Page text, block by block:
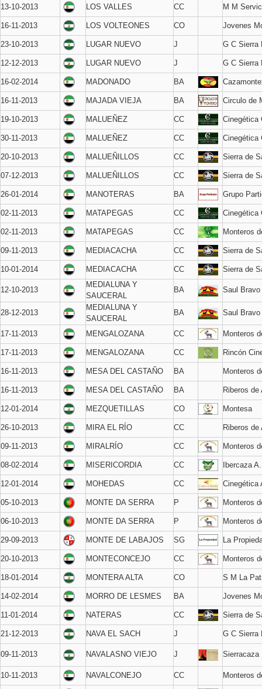
13-10-2013 LOS VALLES CC M M
16-11-2013 LOS VOLTEONES CO Jovenes
23-10-2013 LUGAR NUEVO J G C Sierra
12-12-2013 LUGAR NUEVO J G C Sierra
16-02-2014 MADONADO BA
16-11-2013 MAJADA VIEJA BA Circulo de
19-10-2013 MALUEÑEZ CC Cinegética
30-11-2013 MALUEÑEZ CC Cinegética
20-10-2013 MALUEÑILLOS CC Sierra de
07-12-2013 MALUEÑILLOS CC Sierra de
26-01-2014 MANOTERAS BA Grupo
02-11-2013 MATAPEGAS CC Cinegética
02-11-2013 MATAPEGAS CC Monteros
09-11-2013 MEDIACACHA CC Sierra de
10-01-2014 MEDIACACHA CC Sierra de
12-10-2013
MEDIALUNA Y
SAUCERAL
BA Saul
28-12-2013
MEDIALUNA Y
SAUCERAL
BA Saul
17-11-2013 MENGALOZANA CC Monteros
17-11-2013 MENGALOZANA CC Rincón
16-11-2013 MESA DEL CASTAÑO BA Monteros
16-11-2013 MESA DEL CASTAÑO BA Riberos de
12-01-2014 MEZQUETILLAS CO Montesa
26-10-2013 MIRA EL RÍO CC Riberos de
09-11-2013 MIRALRÍO CC Monteros
08-02-2014 MISERICORDIA CC Ibercaza
12-01-2014 MOHEDAS CC Cinegética
05-10-2013 MONTE DA SERRA P Monteros
06-10-2013 MONTE DA SERRA P Monteros
29-09-2013 MONTE DE LABAJOS SG La
20-10-2013 MONTECONCEJO CC Monteros
18-01-2014 MONTERA ALTA CO S M La
14-02-2014 MORRO DE LESMES BA Jovenes
11-01-2014 NATERAS CC Sierra de
21-12-2013 NAVA EL SACH J G C Sierra
09-11-2013 NAVALASNO VIEJO J Sierracaza
10-11-2013 NAVALCONEJO CC Monteros